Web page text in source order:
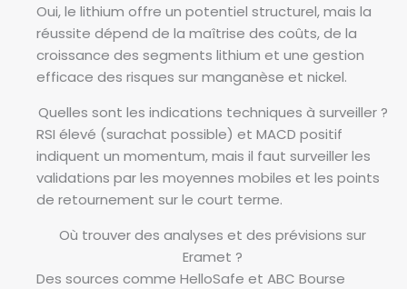
Oui, le lithium offre un potentiel structurel, mais la
réussite dépend de la maîtrise des coûts, de la
croissance des segments lithium et une gestion
efficace des risques sur manganèse et nickel.
Quelles sont les indications techniques à surveiller ?
RSI élevé (surachat possible) et MACD positif
indiquent un momentum, mais il faut surveiller les
validations par les moyennes mobiles et les points
de retournement sur le court terme.
Où trouver des analyses et des prévisions sur
Eramet ?
Des sources comme HelloSafe et ABC Bourse